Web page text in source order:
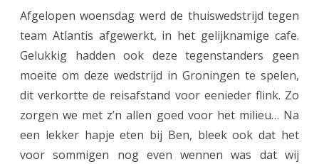
s
e
n
n
d
Afgelopen woensdag werd de thuiswedstrijd tegen
team Atlantis afgewerkt, in het gelijknamige cafe.
Gelukkig hadden ook deze tegenstanders geen
moeite om deze wedstrijd in Groningen te spelen,
dit verkortte de reisafstand voor eenieder flink. Zo
zorgen we met z’n allen goed voor het milieu… Na
een lekker hapje eten bij Ben, bleek ook dat het
voor sommigen nog even wennen was dat wij